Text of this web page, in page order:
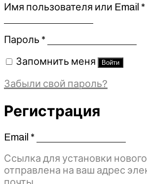
Имя пользователя или Email *
Пароль *Обязательно
Запомнить меня Войти
Забыли свой пароль?
Регистрация
Email *Обязательно
Ссылка для установки
отправлена ​​на ваш адрес